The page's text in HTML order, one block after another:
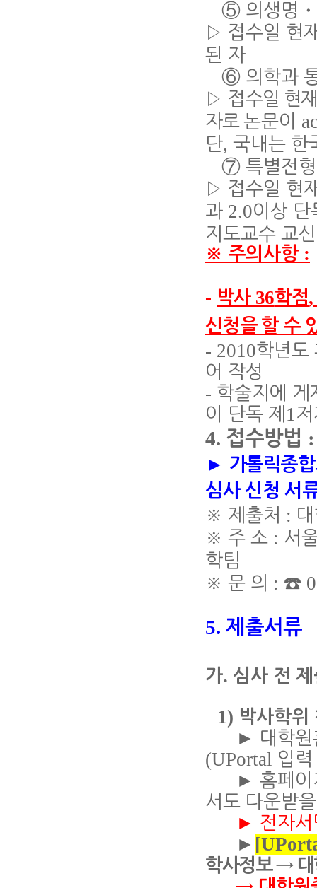
⑤ 의생명
▷ 접수일 현
된 자
⑥ 의학과
▷ 접수일 현
자로논문이
단, 국내는 한
⑦특별전형
▷ 접수일 현
과 2.0이상 단
지도교수 교
※ 주의사항 :
- 박사 36학점
신청을 할 수
- 2010학년도
어 작성
- 학술지에
이 단독 제 1
4. 접수방법
► 가톨릭종
심사 신청 서
※ 제출처 :
※ 주 소 : 서
학팀
※ 문 의 : ☎
5. 제출서류
가. 심사 전
1) 박사학위
► 대학
(UPortal 입
►홈페
서도 다운받
► 전자
► [
학사정보→